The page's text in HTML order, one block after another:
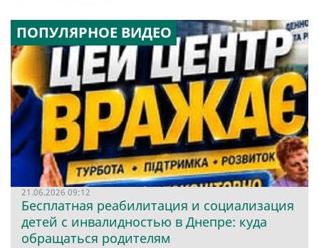
ПОПУЛЯРНОЕ ВИДЕО
21.06.2026 09:12
Бесплатная реабилитация и социализация
детей с инвалидностью в Днепре: куда
обращаться родителям